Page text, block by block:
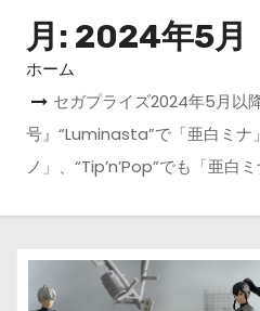
月: 2024年5月
ホーム
セガプライズ2024年5月以
号』“Luminasta”で「亜白ミナ
ノ」、“Tip’n’Pop”でも「亜白ミ